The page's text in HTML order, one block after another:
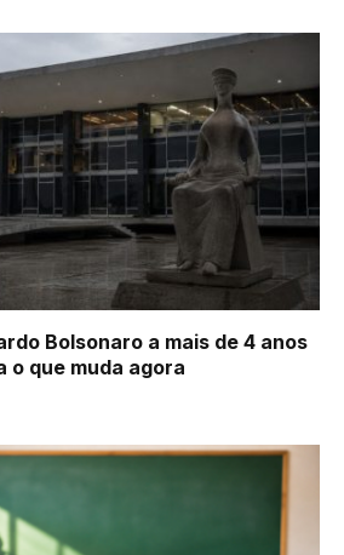
Bolsonaro a mais de 4 anos
o que muda agora